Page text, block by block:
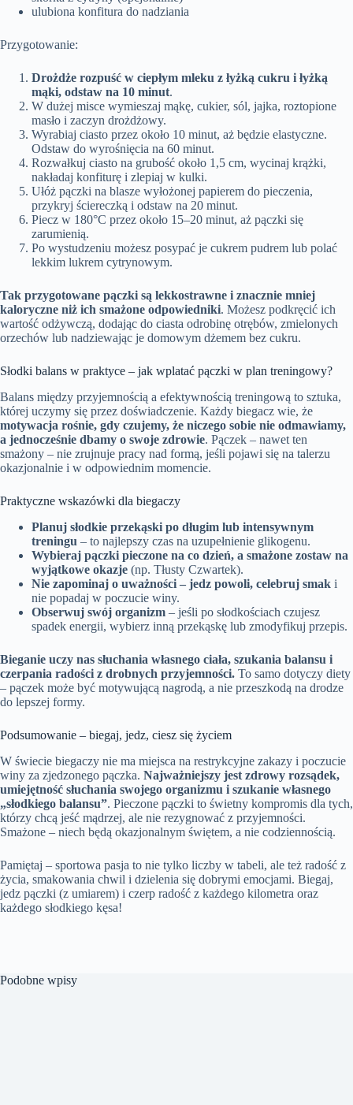
ulubiona konfitura do nadziania
Przygotowanie:
Drożdże rozpuść w ciepłym mleku z łyżką cukru i łyżką
mąki, odstaw na 10 minut.
W dużej misce wymieszaj mąkę, cukier, sól, jajka, roztopione
masło i zaczyn drożdżowy.
Wyrabiaj ciasto przez około 10 minut, aż będzie elastyczne.
Odstaw do wyrośnięcia na 60 minut.
Rozwałkuj ciasto na grubość około 1,5 cm, wycinaj krążki,
nakładaj konfiturę i zlepiaj w kulki.
Ułóż pączki na blasze wyłożonej papierem do pieczenia,
przykryj ściereczką i odstaw na 20 minut.
Piecz w 180°C przez około 15–20 minut, aż pączki się
zarumienią.
Po wystudzeniu możesz posypać je cukrem pudrem lub polać
lekkim lukrem cytrynowym.
Tak przygotowane pączki są lekkostrawne i znacznie mniej
kaloryczne niż ich smażone odpowiedniki. Możesz podkręcić ich
wartość odżywczą, dodając do ciasta odrobinę otrębów, zmielonych
orzechów lub nadziewając je domowym dżemem bez cukru.
Słodki balans w praktyce – jak wplatać pączki w plan treningowy?
Balans między przyjemnością a efektywnością treningową to sztuka,
której uczymy się przez doświadczenie. Każdy biegacz wie, że
motywacja rośnie, gdy czujemy, że niczego sobie nie odmawiamy,
a jednocześnie dbamy o swoje zdrowie. Pączek – nawet ten
smażony – nie zrujnuje pracy nad formą, jeśli pojawi się na talerzu
okazjonalnie i w odpowiednim momencie.
Praktyczne wskazówki dla biegaczy
Planuj słodkie przekąski po długim lub intensywnym
treningu – to najlepszy czas na uzupełnienie glikogenu.
Wybieraj pączki pieczone na co dzień, a smażone zostaw na
wyjątkowe okazje (np. Tłusty Czwartek).
Nie zapominaj o uważności – jedz powoli, celebruj smak i
nie popadaj w poczucie winy.
Obserwuj swój organizm – jeśli po słodkościach czujesz
spadek energii, wybierz inną przekąskę lub zmodyfikuj przepis.
Bieganie uczy nas słuchania własnego ciała, szukania balansu i
czerpania radości z drobnych przyjemności. To samo dotyczy diety
– pączek może być motywującą nagrodą, a nie przeszkodą na drodze
do lepszej formy.
Podsumowanie – biegaj, jedz, ciesz się życiem
W świecie biegaczy nie ma miejsca na restrykcyjne zakazy i poczucie
winy za zjedzonego pączka. Najważniejszy jest zdrowy rozsądek,
umiejętność słuchania swojego organizmu i szukanie własnego
„słodkiego balansu”. Pieczone pączki to świetny kompromis dla tych,
którzy chcą jeść mądrzej, ale nie rezygnować z przyjemności.
Smażone – niech będą okazjonalnym świętem, a nie codziennością.
Pamiętaj – sportowa pasja to nie tylko liczby w tabeli, ale też radość z
życia, smakowania chwil i dzielenia się dobrymi emocjami. Biegaj,
jedz pączki (z umiarem) i czerp radość z każdego kilometra oraz
każdego słodkiego kęsa!
Podobne wpisy